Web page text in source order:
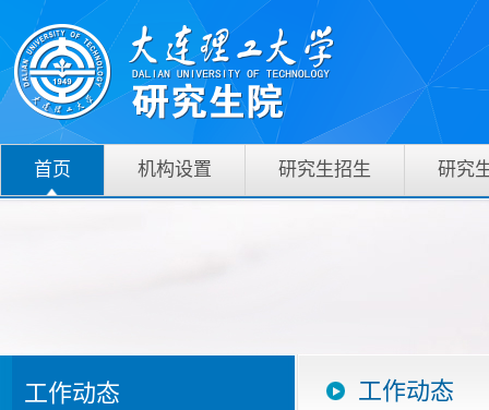
首页 机构设置 研究生招生 研究
工作动态 工作动态